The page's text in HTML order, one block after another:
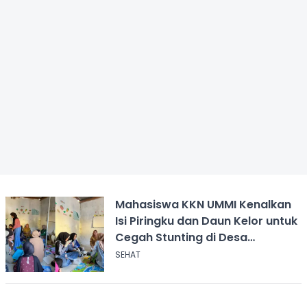
Mahasiswa KKN UMMI Kenalkan
Isi Piringku dan Daun Kelor untuk
Cegah Stunting di Desa
Calingcing
SEHAT